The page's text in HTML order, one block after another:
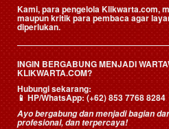
Kami, para pengelola Klikwarta.com,
maupun kritik para pembaca agar
diperlukan.
INGIN BERGABUNG MENJADI
KLIKWARTA.COM?
Hubungi sekarang:
📱HP/WhatsApp:(+62) 853 7768 8284
Ayo bergabung dan menjadi bagian
profesional, dan terpercaya!